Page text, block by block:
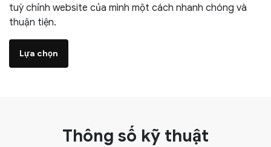
tuỳ chỉnh website của mình một cách nhanh chóng và
thuận tiện.
Lựa chọn
Thông số kỹ thuật